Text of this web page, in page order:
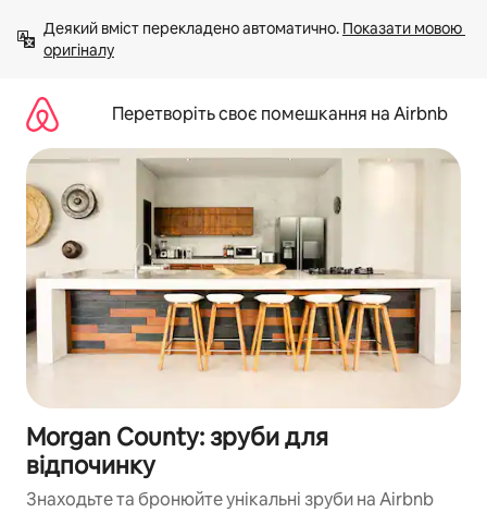
вмісту
Деякий вміст перекладено автоматично. Показати мовою
оригіналу
Перетворіть своє помешкання на Airbnb
Morgan County: зруби для
відпочинку
Знаходьте та бронюйте унікальні зруби на Airbnb